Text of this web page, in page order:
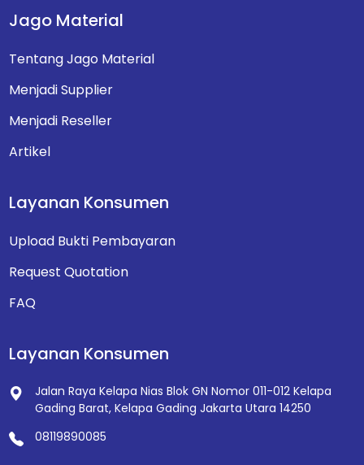
Jago Material
Tentang Jago Material
Menjadi Supplier
Menjadi Reseller
Artikel
Layanan Konsumen
Upload Bukti Pembayaran
Request Quotation
FAQ
Layanan Konsumen
Jalan Raya Kelapa Nias Blok GN Nomor 011-012Kelapa
Gading Barat, Kelapa Gading Jakarta Utara 14250
08119890085